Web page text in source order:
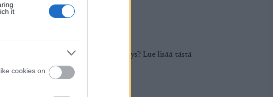
it
cookies on
vauhtia vai vauhtikestävyys? Lue lisää tästä